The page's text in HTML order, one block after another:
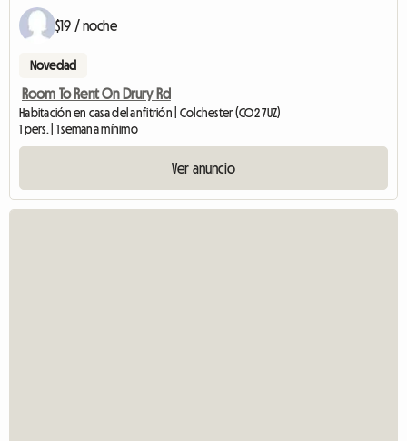
$19 / noche
Novedad
Room To Rent On Drury Rd
Habitación en casa del anfitrión | Colchester (CO2 7UZ)
1 pers. | 1 semana mínimo
Ver anuncio